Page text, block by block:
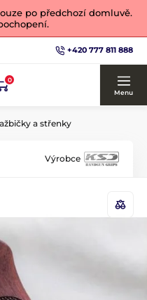
po předchozí domluvě.
+420 777 811 888
0
Menu
a střenky
Výrobce